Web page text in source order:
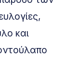
και